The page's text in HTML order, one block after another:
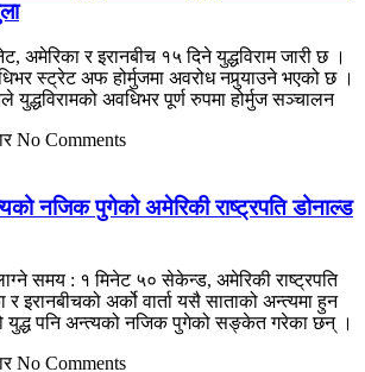
अमेरिका र इरानबीच १५ दिने युद्धविराम जारी छ ।
स्ट्रेट अफ होर्मुजमा अवरोध नपुर्‍याउने भएको छ ।
युद्धविरामको अवधिभर पूर्ण रुपमा होर्मुज सञ्चालन
No Comments
नजिक पुगेको अमेरिकी राष्ट्रपति डोनाल्ड
समय : १ मिनेट ५० सेकेन्ड, अमेरिकी राष्ट्रपति
इरानबीचको अर्को वार्ता यसै साताको अन्त्यमा हुन
युद्ध पनि अन्त्यको नजिक पुगेको सङ्केत गरेका छन् ।
No Comments